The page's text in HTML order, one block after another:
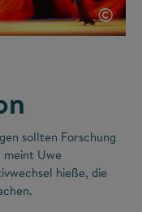
©
sollten Forschung
meint Uwe
hieße, die